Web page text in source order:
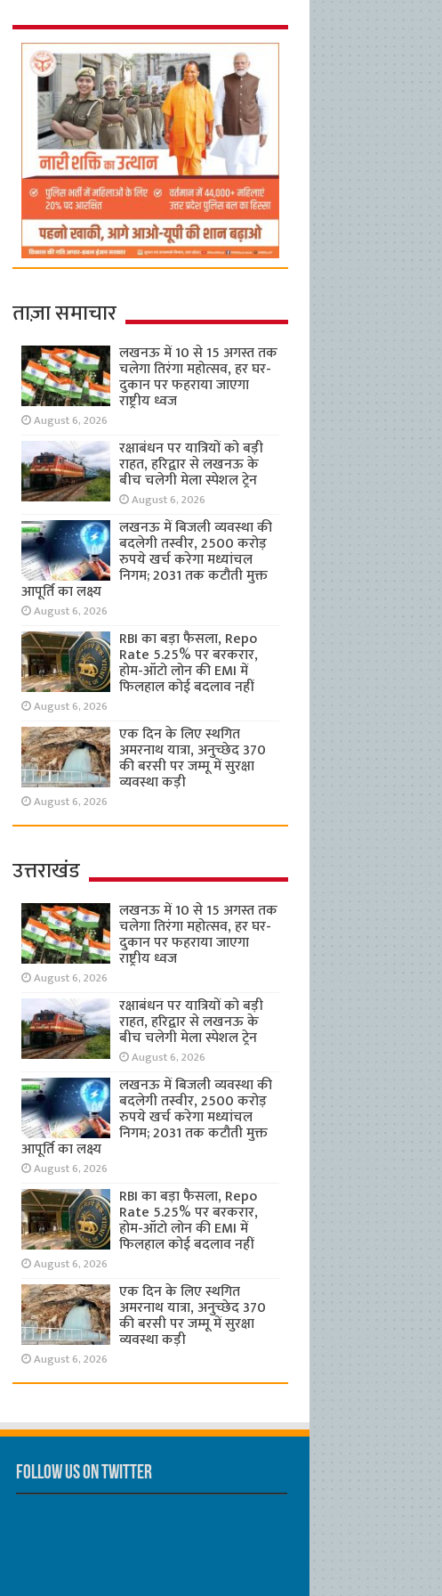
ताज़ा समाचार
लखनऊ में 10 से 15 अगस्त तक
चलेगा तिरंगा महोत्सव, हर घर-
दुकान पर फहराया जाएगा
राष्ट्रीय ध्वज
August 6, 2026
रक्षाबंधन पर यात्रियों को बड़ी
राहत, हरिद्वार से लखनऊ के
बीच चलेगी मेला स्पेशल ट्रेन
August 6, 2026
लखनऊ में बिजली व्यवस्था की
बदलेगी तस्वीर, 2500 करोड़
रुपये खर्च करेगा मध्यांचल
निगम; 2031 तक कटौती मुक्त
आपूर्ति का लक्ष्य
August 6, 2026
RBI का बड़ा फैसला, Repo
Rate 5.25% पर बरकरार,
होम-ऑटो लोन की EMI में
फिलहाल कोई बदलाव नहीं
August 6, 2026
एक दिन के लिए स्थगित
अमरनाथ यात्रा, अनुच्छेद 370
की बरसी पर जम्मू में सुरक्षा
व्यवस्था कड़ी
August 6, 2026
उत्तराखंड
लखनऊ में 10 से 15 अगस्त तक
चलेगा तिरंगा महोत्सव, हर घर-
दुकान पर फहराया जाएगा
राष्ट्रीय ध्वज
August 6, 2026
रक्षाबंधन पर यात्रियों को बड़ी
राहत, हरिद्वार से लखनऊ के
बीच चलेगी मेला स्पेशल ट्रेन
August 6, 2026
लखनऊ में बिजली व्यवस्था की
बदलेगी तस्वीर, 2500 करोड़
रुपये खर्च करेगा मध्यांचल
निगम; 2031 तक कटौती मुक्त
आपूर्ति का लक्ष्य
August 6, 2026
RBI का बड़ा फैसला, Repo
Rate 5.25% पर बरकरार,
होम-ऑटो लोन की EMI में
फिलहाल कोई बदलाव नहीं
August 6, 2026
एक दिन के लिए स्थगित
अमरनाथ यात्रा, अनुच्छेद 370
की बरसी पर जम्मू में सुरक्षा
व्यवस्था कड़ी
August 6, 2026
Follow us on Twitter